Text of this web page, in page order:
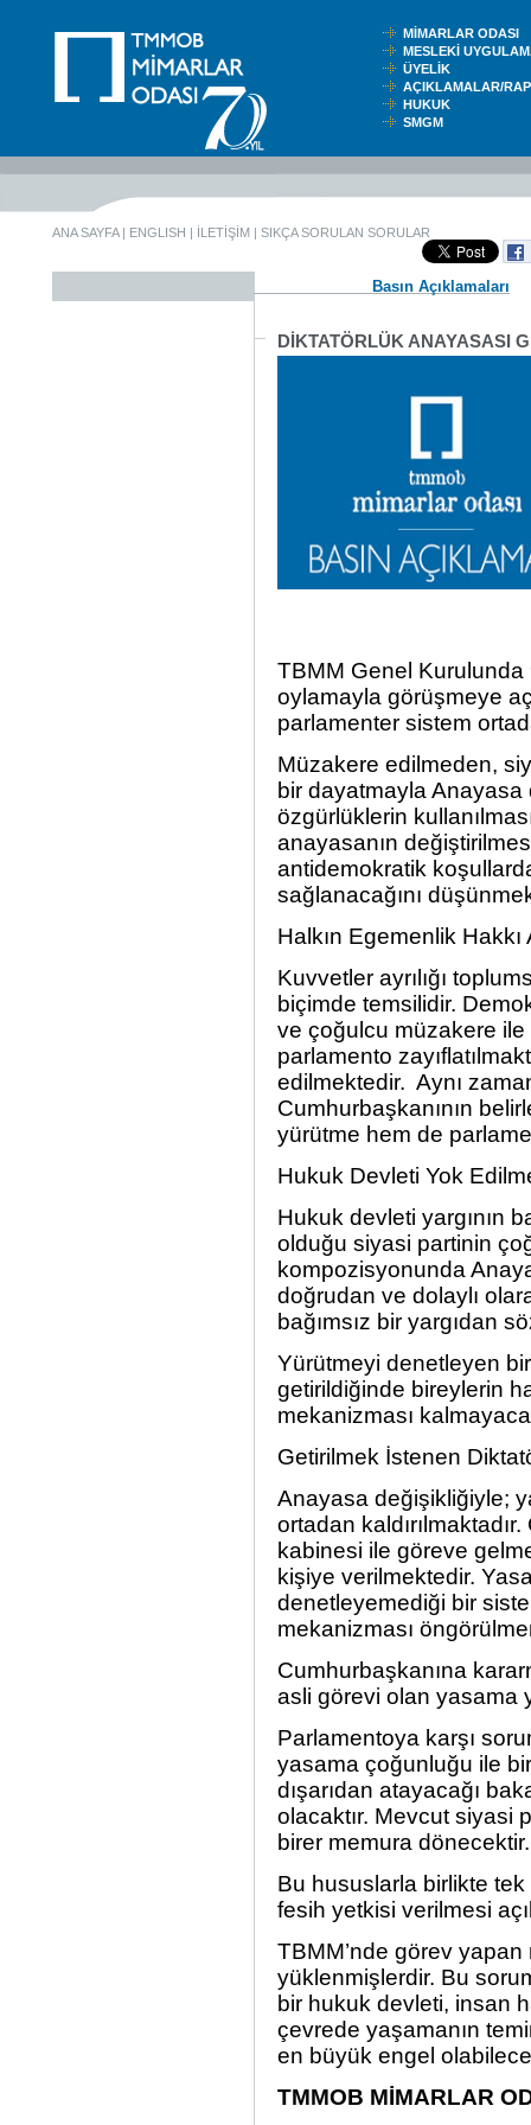
MİMARLAR ODASI
MESLEKİ
ÜYELİK
AÇIKLAMALAR/
HUKUK
SMGM
ANA SAYFA| ENGLISH | İLETİŞİM | SIKÇA SORULAN SORULAR
Basın Açıklamaları
DİKTATÖRLÜK ANAYASASI
TBMM Genel Kurulunda
oylamayla görüşmeye
parlamenter sistem
Müzakere edilmeden,
bir dayatmayla Anayasa
özgürlüklerin
anayasanın
antidemokratik
sağlanacağını
Halkın Egemenlik Hakkı
Kuvvetler ayrılığı
biçimde temsilidir.
ve çoğulcu müzakere
parlamento
edilmektedir. Aynı
Cumhurbaşkanının
yürütme hem de
Hukuk Devleti Yok
Hukuk devleti yargının
olduğu siyasi partinin
kompozisyonunda
doğrudan ve dolaylı
bağımsız bir yargıdan
Yürütmeyi denetleyen
getirildiğinde bireylerin
mekanizması
Getirilmek İstenen
Anayasa değişikliğiyle;
ortadan
kabinesi ile göreve
kişiye verilmektedir.
denetleyemediği bir
mekanizması
Cumhurbaşkanına
asli görevi olan yasama
Parlamentoya karşı
yasama çoğunluğu ile
dışarıdan atayacağı
olacaktır. Mevcut siyasi
birer memura dönecektir.
Bu hususlarla birlikte
fesih yetkisi verilmesi
TBMM’nde görev
yüklenmişlerdir. Bu
bir hukuk devleti, insan
çevrede yaşamanın
en büyük engel
TMMOB MİMARLAR